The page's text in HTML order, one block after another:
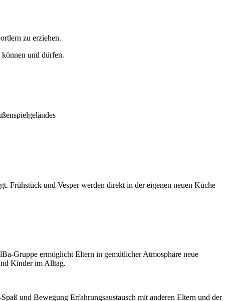
zu erziehen.
und dürfen.
Frühstück und Vesper werden direkt in der eigenen neuen Küche
Gruppe ermöglicht Eltern in gemütlicher Atmosphäre neue
Kinder im Alltag.
und Bewegung Erfahrungsaustausch mit anderen Eltern und der